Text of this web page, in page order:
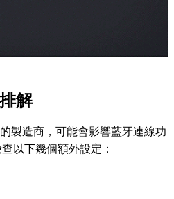
解
製造商，可能會影響藍牙連線功
以下幾個額外設定：